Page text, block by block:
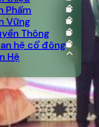
Phẩm
Vững
Thông
hệ cổ đông
Hệ